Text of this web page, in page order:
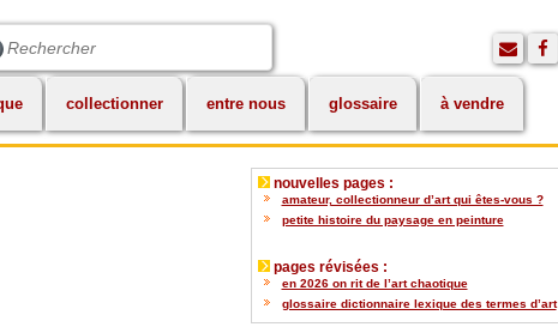
collectionner entre nous glossaire à vendre
nouvelles pages :
amateur, collectionneur d’art qui êtes-vous ?
petite histoire du paysage en peinture
pages révisées :
en 2026 on rit de l’art chaotique
glossaire dictionnaire lexique des termes d’art